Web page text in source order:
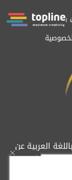
المرصد حاصلة
العربية عن